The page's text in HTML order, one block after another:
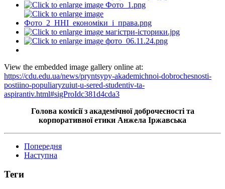
View the embedded image gallery online at:
https://cdu.edu.ua/news/pryntsypy-akademichnoi-dobrochesnosti-
postiino-populiaryzuiut-u-sered-studentiv-ta-
aspirantiv.html#sigProIdc381d4cda3
Голова комісії з академічної доброчесності та
корпоративної етики Анжела Іржавська
Попередня
Наступна
Теги